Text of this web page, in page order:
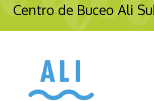
Centro de Buceo Ali